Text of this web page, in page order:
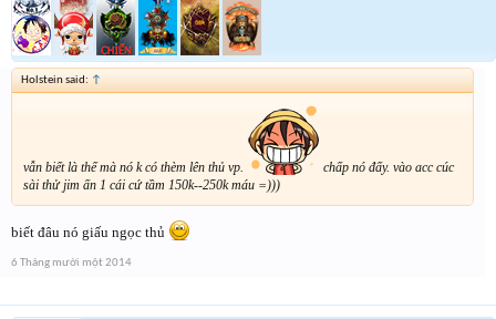
Holstein said: ↑
vẫn biết là thế mà nó k có thèm lên thủ vp.
chấp nó đấy. vào acc cúc
sài thử jim ấn 1 cái cứ tầm 150k--250k máu =)))
biết đâu nó giấu ngọc thủ
6 Tháng mười một 2014